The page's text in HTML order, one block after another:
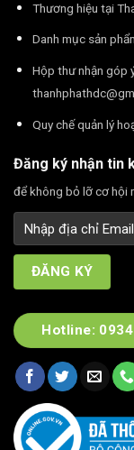
Thương hiệu tại
Danh mục sản
Hộp thư nhận góp
Quy chế quản lý
Đăng ký nhận tin
để không bỏ lỡ cơ hội
Hotline: